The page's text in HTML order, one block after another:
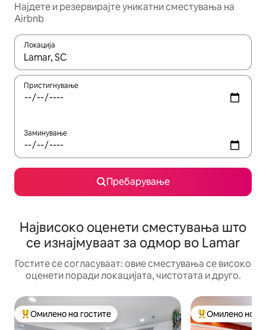
Најдете и резервирајте уникатни сместувања на
Airbnb
Локација
Кога резултатите се достапни, движете се со копчињата
Пристигнување
Заминување
Пребарување
Највисоко оценети сместувања што
се изнајмуваат за одмор во Lamar
Гостите се согласуваат: овие сместувања се високо
оценети поради локацијата, чистотата и друго.
Меѓу најуспешните „Омилени на гостите“
Омилено на гостите МеѓуОмилено на